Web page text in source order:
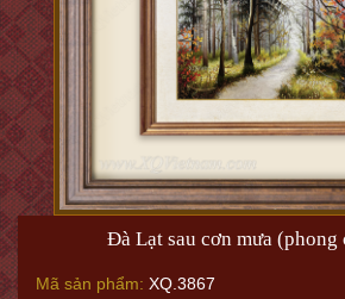
Đà Lạt sau cơn mưa (phong
Mã sản phẩm: XQ.3867